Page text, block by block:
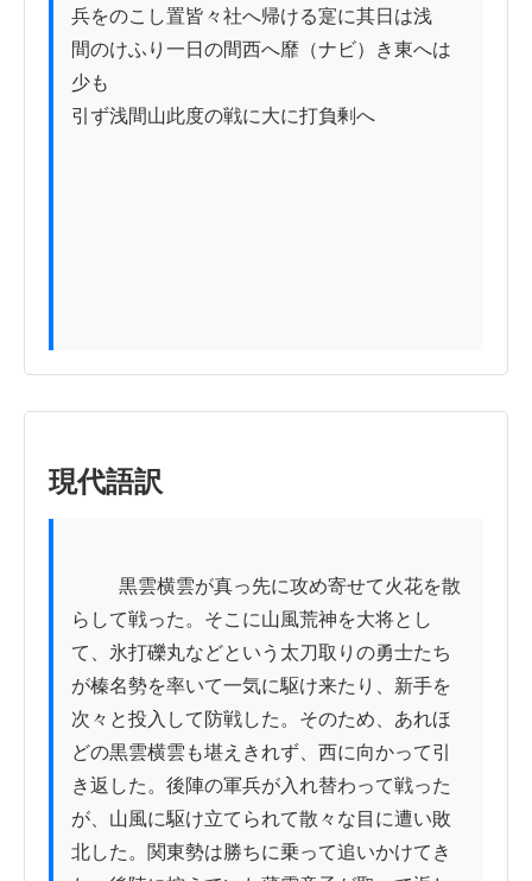
兵をのこし置皆々社へ帰ける寔に其日は浅
間のけふり一日の間西へ靡（ナビ）き東へは
少も
引ず浅間山此度の戦に大に打負剰へ
現代語訳
らして戦った。そこに山風荒神を大将とし
て、氷打礫丸などという太刀取りの勇士たち
が榛名勢を率いて一気に駆け来たり、新手を
次々と投入して防戦した。そのため、あれほ
どの黒雲横雲も堪えきれず、西に向かって引
き返した。後陣の軍兵が入れ替わって戦った
が、山風に駆け立てられて散々な目に遭い敗
北した。関東勢は勝ちに乗って追いかけてき